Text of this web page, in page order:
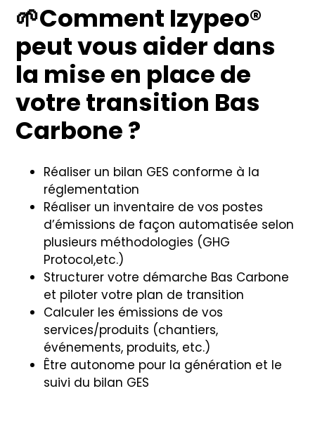
🌱Comment Izypeo®
peut vous aider dans
la mise en place de
votre transition Bas
Carbone ?
Réaliser un bilan GES conforme à la
réglementation
Réaliser un inventaire de vos postes
d’émissions de façon automatisée selon
plusieurs méthodologies (GHG
Protocol,etc.)
Structurer votre démarche Bas Carbone
et piloter votre plan de transition
Calculer les émissions de vos
services/produits (chantiers,
événements, produits, etc.)
Être autonome pour la génération et le
suivi du bilan GES